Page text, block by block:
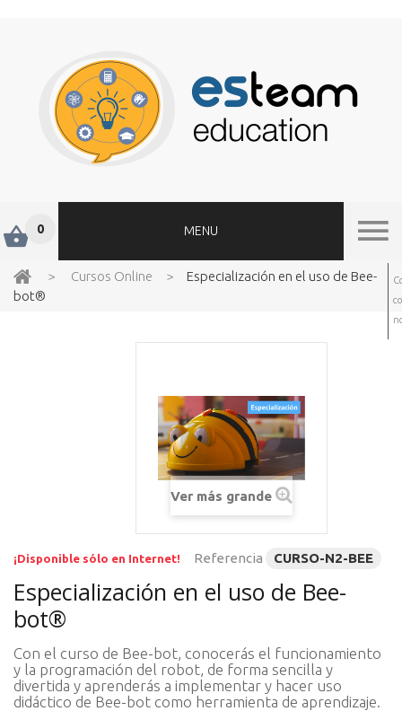
0 MENU
> Cursos Online >
Especialización en el uso de Bee-
bot®
Ver más grande
¡Disponible sólo en Internet! Referencia CURSO-N2-BEE
Especialización en el uso de Bee-
bot®
Con el curso de Bee-bot, conocerás el funcionamiento
y la programación del robot, de forma sencilla y
divertida y aprenderás a implementar y hacer uso
didáctico de Bee-bot como herramienta de aprendizaje.